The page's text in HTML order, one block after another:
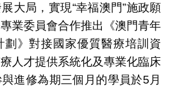
大局，實現“幸福澳門”施政願
業委員會合作推出《澳門青年
劃》對接國家優質醫療培訓資
人才提供系統化及專業化臨床
進修為期三個月的學員於5月